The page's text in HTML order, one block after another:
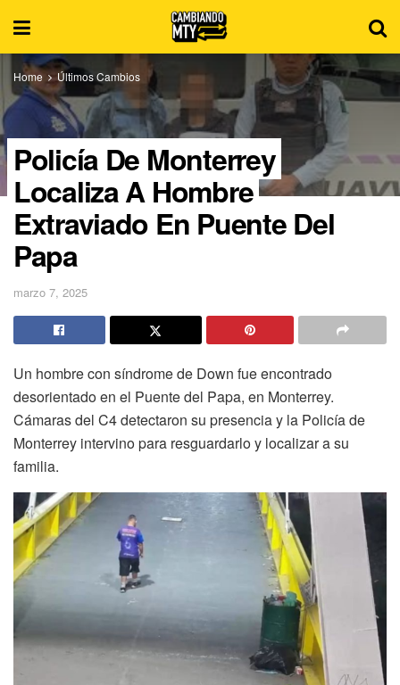
Home Últimos Cambios
Policía De Monterrey
Localiza A Hombre
Extraviado En Puente Del
Papa
marzo 7, 2025
Un hombre con síndrome de Down fue encontrado
desorientado en el Puente del Papa, en Monterrey.
Cámaras del C4 detectaron su presencia y la Policía de
Monterrey intervino para resguardarlo y localizar a su
familia.